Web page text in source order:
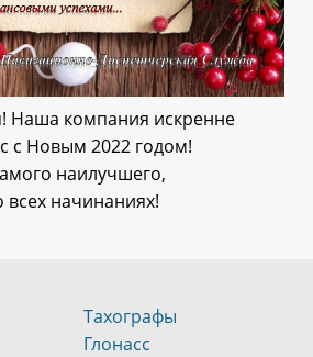
Наша компания искренне
с Новым 2022 годом!
наилучшего,
всех начинаниях!
Тахографы
Глонасс